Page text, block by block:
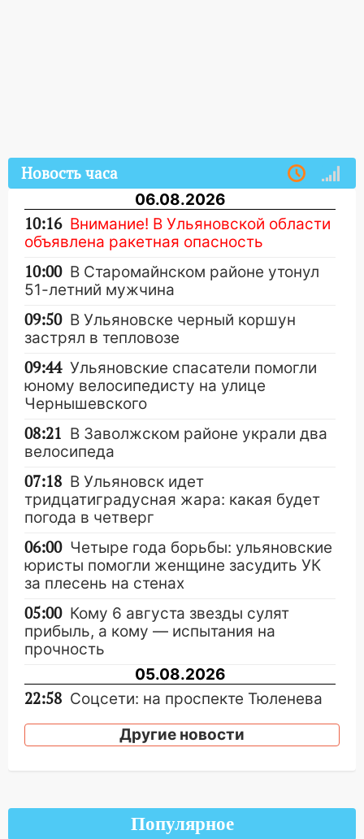
Новость часа
06.08.2026
10:16 Внимание! В Ульяновской области
объявлена ракетная опасность
10:00 В Старомайнском районе утонул
51-летний мужчина
09:50 В Ульяновске черный коршун
застрял в тепловозе
09:44 Ульяновские спасатели помогли
юному велосипедисту на улице
Чернышевского
08:21 В Заволжском районе украли два
велосипеда
07:18 В Ульяновск идет
тридцатиградусная жара: какая будет
погода в четверг
06:00 Четыре года борьбы: ульяновские
юристы помогли женщине засудить УК
за плесень на стенах
05:00 Кому 6 августа звезды сулят
прибыль, а кому — испытания на
прочность
05.08.2026
22:58 Соцсети: на проспекте Тюленева
20:22 Мошенники обманули 92-летнюю
подвез троих незнакомцев на трассе и
заработал уголовное дело
Другие новости
Популярное